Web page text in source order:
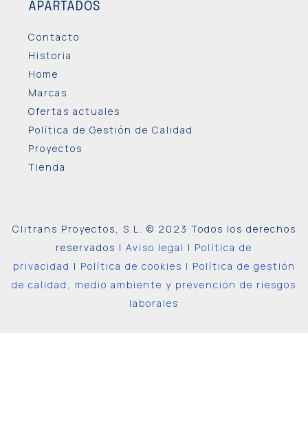
APARTADOS
Contacto
Historia
Home
Marcas
Ofertas actuales
Política de Gestión de Calidad
Proyectos
Tienda
Clitrans Proyectos, S.L. © 2023 Todos los derechos
reservados | Aviso legal | Política de
privacidad | Política de cookies | Política de gestión
de calidad, medio ambiente y prevención de riesgos
laborales